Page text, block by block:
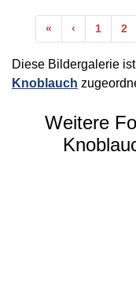
« Anfang
‹ Vorherige
1 2
Diese Bildergalerie
Knoblauch
Weitere